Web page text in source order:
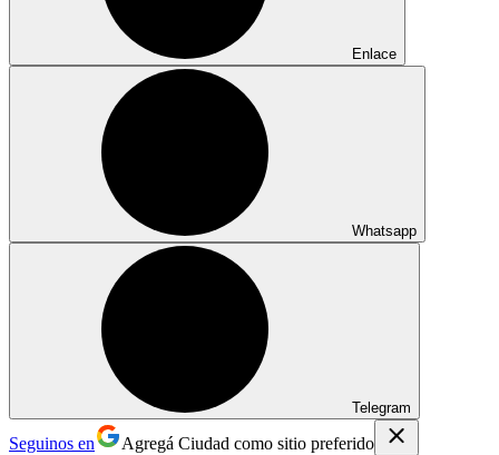
Enlace
Whatsapp
Telegram
Seguinos en Agregá Ciudad como sitio preferido